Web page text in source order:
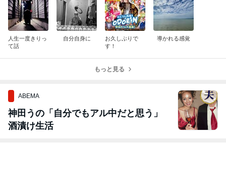
人生一度きりっ
て話
自分自身に
お久しぶりで
す！
導かれる感覚
もっと見る
ABEMA
神田うの「自分でもアル中だと思う」
酒漬け生活